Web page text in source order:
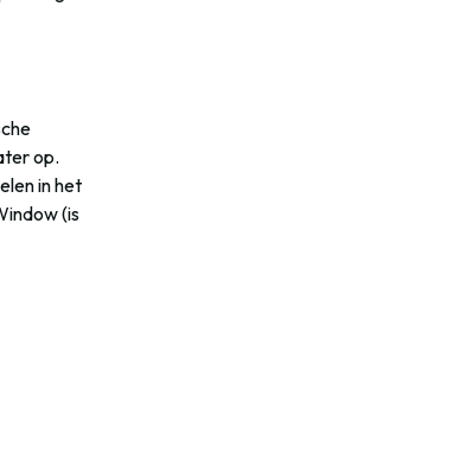
op.
in het
(is